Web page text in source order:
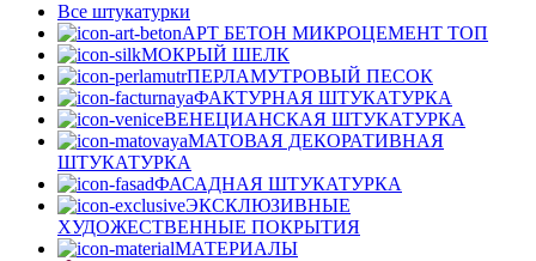
Все штукатурки
АРТ БЕТОН МИКРОЦЕМЕНТ ТОП
МОКРЫЙ ШЕЛК
ПЕРЛАМУТРОВЫЙ ПЕСОК
ФАКТУРНАЯ ШТУКАТУРКА
ВЕНЕЦИАНСКАЯ ШТУКАТУРКА
МАТОВАЯ ДЕКОРАТИВНАЯ
ШТУКАТУРКА
ФАСАДНАЯ ШТУКАТУРКА
ЭКСКЛЮЗИВНЫЕ
ХУДОЖЕСТВЕННЫЕ ПОКРЫТИЯ
МАТЕРИАЛЫ